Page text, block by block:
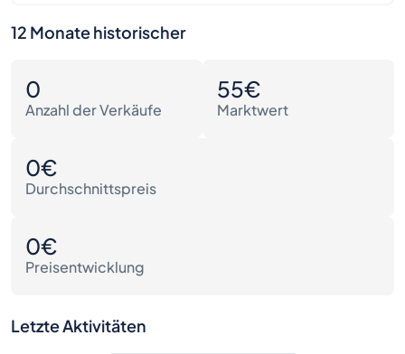
12 Monate historischer
0
Anzahl der Verkäufe
55€
Marktwert
0€
Durchschnittspreis
0€
Preisentwicklung
Letzte Aktivitäten